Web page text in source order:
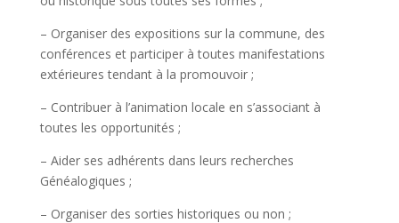
– Organiser des expositions sur la commune, des
conférences et participer à toutes manifestations
extérieures tendant à la promouvoir ;
– Contribuer à l’animation locale en s’associant à
toutes les opportunités ;
– Aider ses adhérents dans leurs recherches
Généalogiques ;
– Organiser des sorties historiques ou non ;